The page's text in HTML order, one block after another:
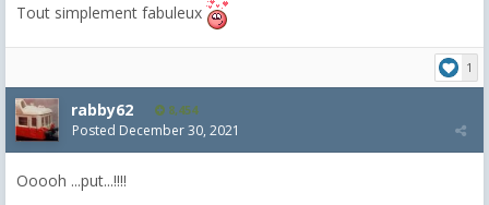
Tout simplement fabuleux
1
rabby62 8,454
Posted December 30, 2021
Ooooh ...put...!!!!